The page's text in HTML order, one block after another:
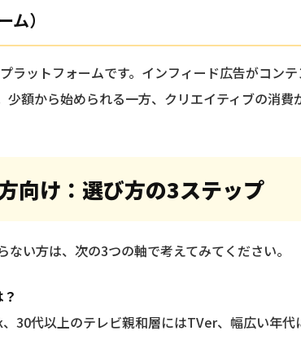
）
ラットフォームです。インフィード広告がコン
額から始められる一方、クリエイティブの消費
向け：選び方の3ステップ
い方は、次の3つの軸で考えてみてください。
30代以上のテレビ親和層にはTVer、幅広い年代